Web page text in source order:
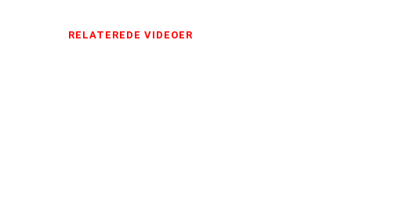
RELATEREDE VIDEOER